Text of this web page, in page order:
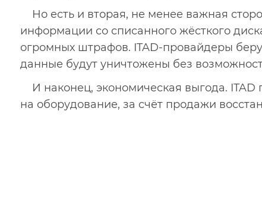
Но есть и вторая, не менее важная
информации со списанного жёсткого
огромных штрафов. ITAD-провайдеры
данные будут уничтожены без
И наконец, экономическая выгода. ITAD
на оборудование, за счёт продажи